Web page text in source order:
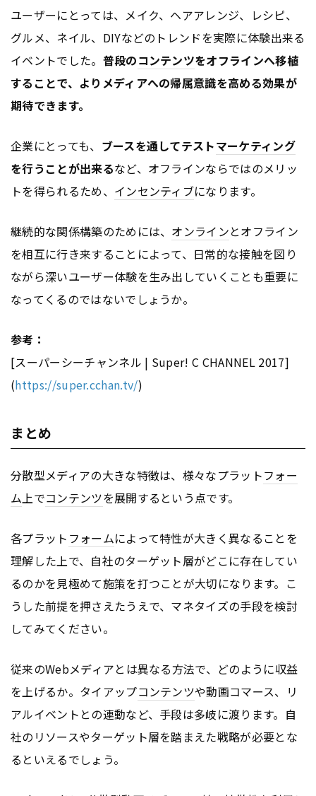
ユーザーにとっては、メイク、ヘアアレンジ、レシピ、
グルメ、ネイル、DIYなどのトレンドを実際に体験出来る
イベントでした。 普段のコンテンツをオフラインへ移植
することで、よりメディアへの帰属意識を高める効果が
期待できます。
企業にとっても、 ブースを通してテストマーケティング
を行うことが出来るなど、オフラインならではのメリッ
トを得られるため、 インセンティブになります。
継続的な関係構築のためには、 オンラインとオフライン
を相互に行き来することによって、日常的な接触を図り
ながら深いユーザー体験を生み出していくことも重要に
なってくるのではないでしょうか。
参考：
[スーパーシーチャンネル | Super! C CHANNEL 2017]
(https://super.cchan.tv/)
まとめ
分散型メディアの大きな特徴は、様々なプラットフォー
ム上でコンテンツを展開するという点です。
各プラット フォームによって特性が大きく異なることを
理解した上で、自社のターゲット層がどこに存在してい
るのかを見極めて施策を打つことが大切になります。こ
うした前提を押さえたうえで、マネタイズの手段を検討
してみてください。
従来のWebメディアとは異なる方法で、どのように収益
を上げるか。タイアップコンテンツや動画コマース、リ
アルイベントとの連動など、手段は多岐に渡ります。自
社のリソースやターゲット層を踏まえた戦略が必要とな
るといえるでしょう。